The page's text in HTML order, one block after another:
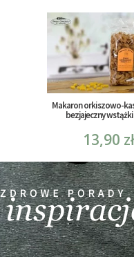
Makaron orkiszowo-
bezjajeczny
13,90 zł